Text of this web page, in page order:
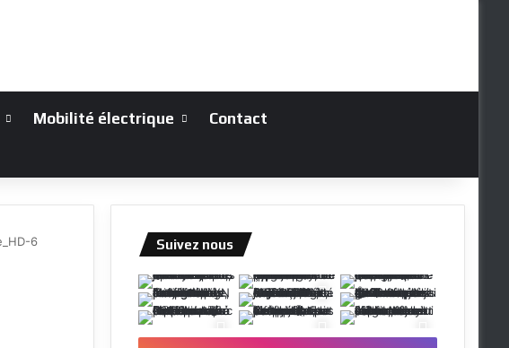
Mobilité électrique Contact
6 Suivez nous